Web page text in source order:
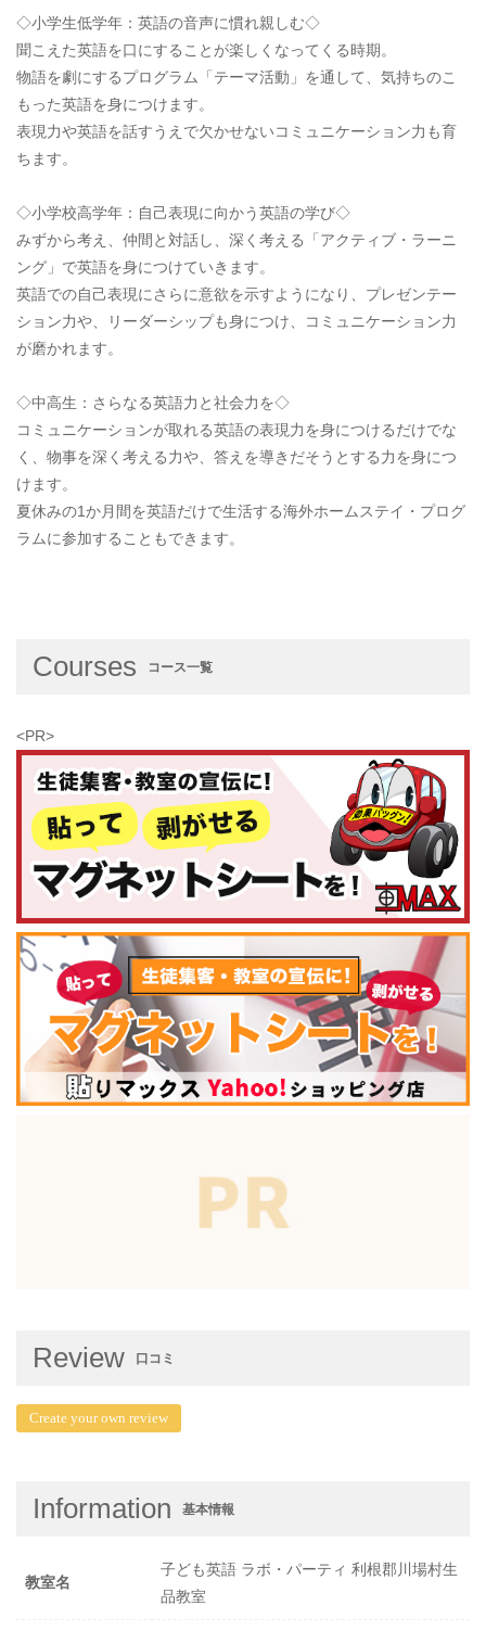
◇小学生低学年：英語の音声に慣れ親しむ◇
聞こえた英語を口にすることが楽しくなってくる時期。
物語を劇にするプログラム「テーマ活動」を通して、気持ちのこ
もった英語を身につけます。
表現力や英語を話すうえで欠かせないコミュニケーション力も育
ちます。
◇小学校高学年：自己表現に向かう英語の学び◇
みずから考え、仲間と対話し、深く考える「アクティブ・ラーニ
ング」で英語を身につけていきます。
英語での自己表現にさらに意欲を示すようになり、プレゼンテー
ション力や、リーダーシップも身につけ、コミュニケーション力
が磨かれます。
◇中高生：さらなる英語力と社会力を◇
コミュニケーションが取れる英語の表現力を身につけるだけでな
く、物事を深く考える力や、答えを導きだそうとする力を身につ
けます。
夏休みの1か月間を英語だけで生活する海外ホームステイ・プログ
ラムに参加することもできます。
Courses コース一覧
<PR>
Review 口コミ
Create your own review
Information 基本情報
教室名
子ども英語 ラボ・パーティ 利根郡川場村生
品教室